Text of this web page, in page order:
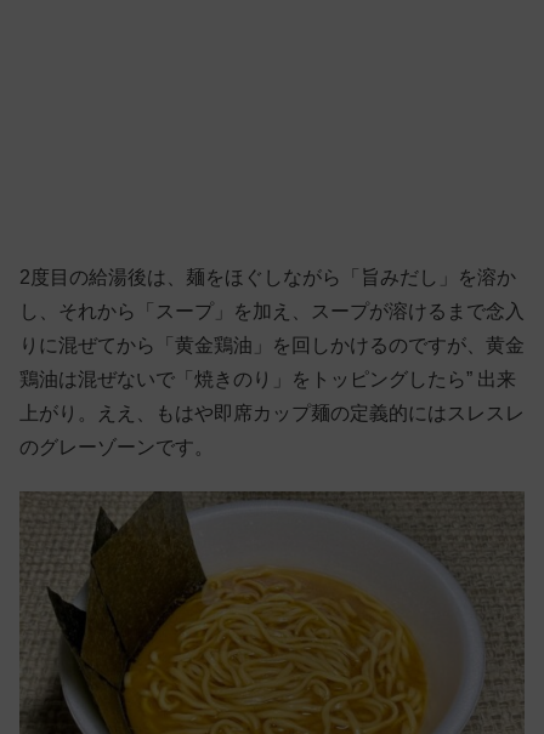
2度目の給湯後は、麺をほぐしながら「旨みだし」を溶か
し、それから「スープ」を加え、スープが溶けるまで念入
りに混ぜてから「黄金鶏油」を回しかけるのですが、黄金
鶏油は混ぜないで「焼きのり」をトッピングしたら” 出来
上がり。ええ、もはや即席カップ麺の定義的にはスレスレ
のグレーゾーンです。